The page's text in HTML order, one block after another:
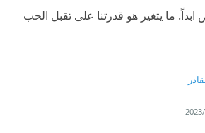
ابداً. ما يتغير هو قدرتنا على تقبل الحب